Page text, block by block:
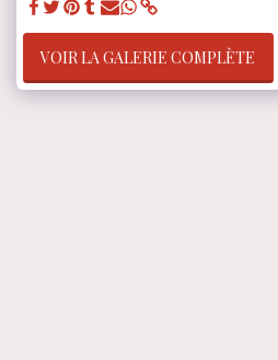
VOIR LA GALERIE COMPLÈTE